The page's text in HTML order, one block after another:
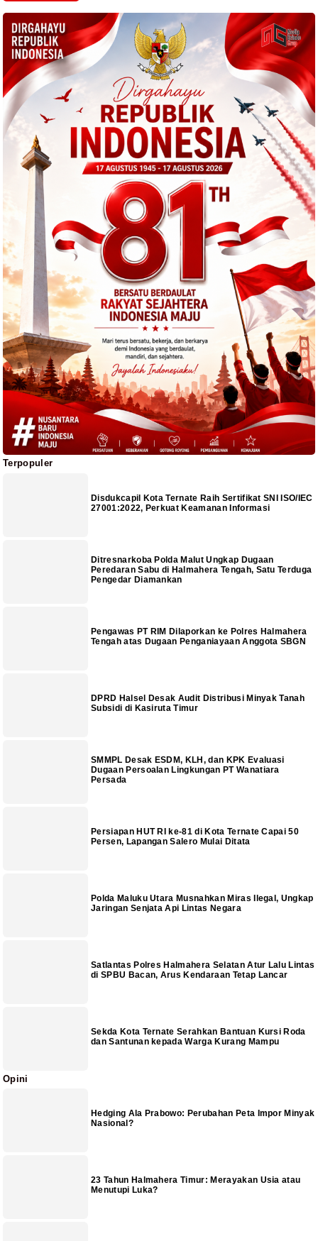
Terpopuler
Disdukcapil Kota Ternate Raih Sertifikat SNI ISO/IEC
27001:2022, Perkuat Keamanan Informasi
Ditresnarkoba Polda Malut Ungkap Dugaan
Peredaran Sabu di Halmahera Tengah, Satu Terduga
Pengedar Diamankan
Pengawas PT RIM Dilaporkan ke Polres Halmahera
Tengah atas Dugaan Penganiayaan Anggota SBGN
DPRD Halsel Desak Audit Distribusi Minyak Tanah
Subsidi di Kasiruta Timur
SMMPL Desak ESDM, KLH, dan KPK Evaluasi
Dugaan Persoalan Lingkungan PT Wanatiara
Persada
Persiapan HUT RI ke-81 di Kota Ternate Capai 50
Persen, Lapangan Salero Mulai Ditata
Polda Maluku Utara Musnahkan Miras Ilegal, Ungkap
Jaringan Senjata Api Lintas Negara
Satlantas Polres Halmahera Selatan Atur Lalu Lintas
di SPBU Bacan, Arus Kendaraan Tetap Lancar
Sekda Kota Ternate Serahkan Bantuan Kursi Roda
dan Santunan kepada Warga Kurang Mampu
Opini
Hedging Ala Prabowo: Perubahan Peta Impor Minyak
Nasional?
23 Tahun Halmahera Timur: Merayakan Usia atau
Menutupi Luka?